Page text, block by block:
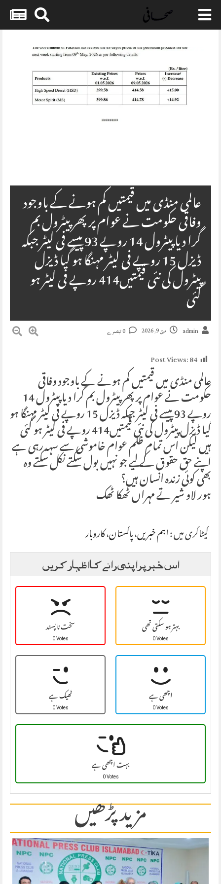
Skip
عالمی منڈی میں قیمتیں کم ہونے کے باوجود
وفاقی حکومت نے عوام پر پھر پیٹرول بم
گرا دیا پیٹرول 14 روپے 93 پیسے فی لیٹر جبکہ
ڈیزل 15 روپے فی لیٹر مہنگا ہو گیا ڈیزل
پیٹرول کی نئی قیمتیں414 روپے فی لیٹر ہو گئی
admin مئ 9, 2026
Post Views:84
عالمی منڈی میں قیمتیں کم ہونے کے باوجود وفاقیحکومت نے عوام پر پھر پیٹرول بم گرا دیا پیٹرول 14
روپے 93 پیسے فی لیٹر جبکہ ڈیزل 15 روپے فی لیٹر مہنگا ہو
گیا ڈیزل پیٹرول کی نئی قیمتیں414 روپے فی لیٹر ہو گئی
ہیں لیکن اس تمام ظلم عوام خاموشی سے سہہ رہی ہے
اپنے حق حقوق کے لیے جو نہیں بول سکتے نکل سکتے وہ
بھی کوئی زندہ انسان ہیں؟
ہور لاو شیر تے مہراں ٹھکا ٹھک
کیٹاگری میں :اہم خبریں،پاکستان،کاروبار
اس خبر پر اپنی رائے کا اظہار کریں
سخت نا پسند
0 Votes بہتر ہو سکتی تھی
0 Votes
ٹھیک ہے
0 Votes اچھی ہے
0 Votes
بہت اچھی ہے
0 Votes
مزید پڑھیں